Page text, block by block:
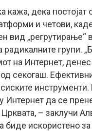
кажа, дека
и четови,
вид „регрутирање“
радикалните групи.
на Интернет,
секогаш.
инструменти.
Интернет да се
– заклучи
биде искористено за